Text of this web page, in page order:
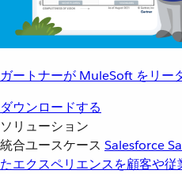
ガートナーが MuleSoft をリー
ダウンロードする
ソリューション
統合ユースケース Salesforce
たエクスペリエンスを顧客や従